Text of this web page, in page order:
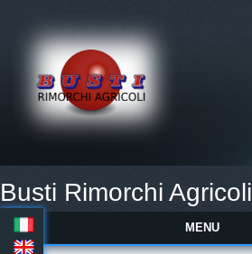
Busti Rimorchi Agricoli
MENU